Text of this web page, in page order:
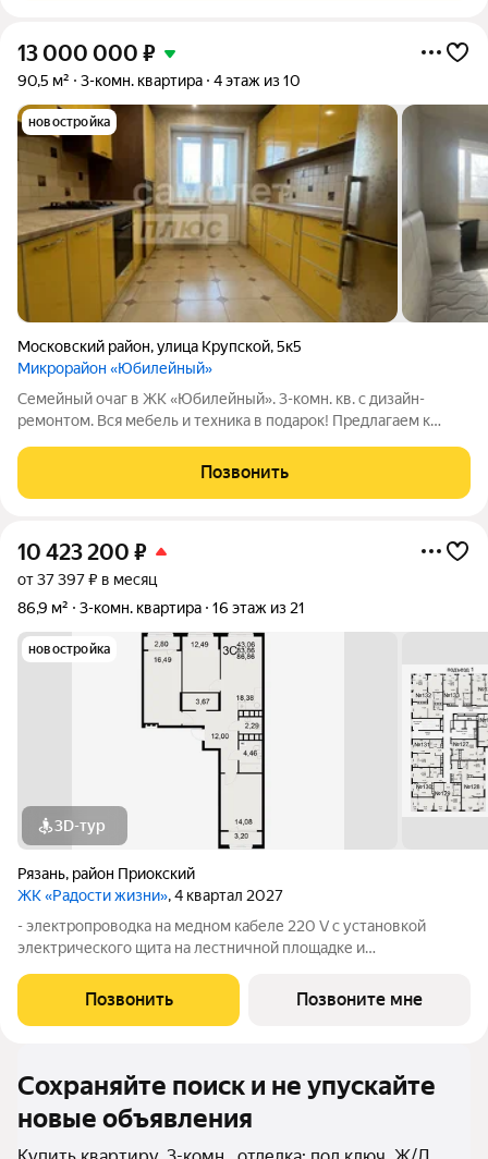
13 000 000 ₽
90,5 м² 3-комн. квартира 4 этаж из 10
новостройка
Московский район,улица Крупской,5к5
Микрорайон «Юбилейный»
Семейный очаг в ЖК «Юбилейный». 3-комн. кв. с дизайн-
ремонтом. Вся мебель и техника в подарок! Предлагаем к
лучших комплексов города ЖК «Юбилейный». Это не просто
квадратные метры, а полностью
Позвонить
10 423 200 ₽
от 37 397 ₽ в месяц
86,9 м²
3-комн. квартира 16 этаж из 21
новостройка
3D-тур
Рязань, район Приокский
ЖК «Радости жизни», 4 квартал 2027
- электропроводка на медном кабеле 220 V с установкой
электрического щита на лестничной площадке и
стен, кроме стен лоджий, откосов дверных и оконных
проемов, ниш прохождения стояков
Позвонить Позвоните мне
Сохраняйте поиск и не упускайте
новые объявления